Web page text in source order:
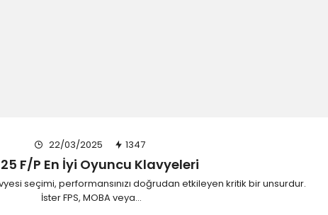
22/03/2025 1347
F/P En İyi Oyuncu Klavyeleri
seçimi, performansınızı doğrudan etkileyen kritik bir unsurdur.
İster FPS, MOBA veya…